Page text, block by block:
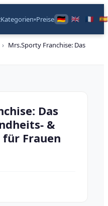
Kategorien▾Preise
› Mrs.Sporty Franchise: Das
Das
&
Frauen